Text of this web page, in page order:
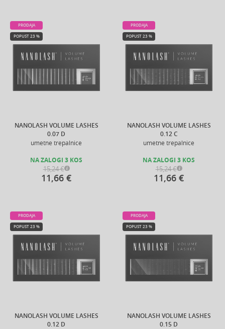
NANOLASH VOLUME LASHES
0.07 D
umetne trepalnice
PRODAJA
POPUST 23 %
NA ZALOGI 3 KOS
15,24 €
11,66 €
NANOLASH VOLUME LASHES
0.12 C
umetne trepalnice
PRODAJA
POPUST 23 %
NA ZALOGI 3 KOS
15,24 €
11,66 €
NANOLASH VOLUME LASHES
0.12 D
PRODAJA
POPUST 23 %
NANOLASH VOLUME LASHES
0.15 D
PRODAJA
POPUST 23 %